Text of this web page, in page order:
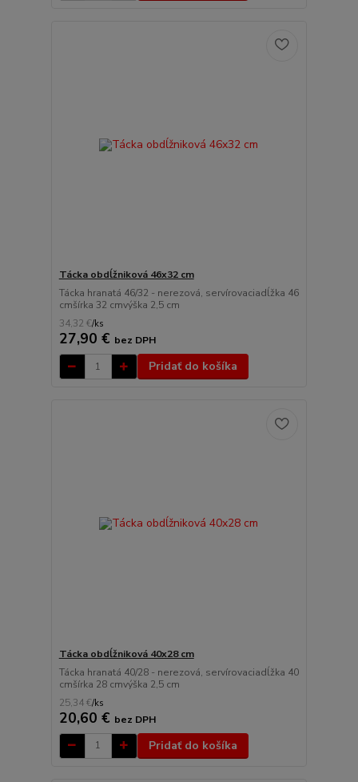
Tácka obdĺžniková 46x32 cm
Tácka hranatá 46/32 - nerezová, servírovaciadĺžka 46
cmšírka 32 cmvýška 2,5 cm
34,32 €/ks
27,90 € bez DPH
Pridať do košíka
Tácka obdĺžniková 40x28 cm
Tácka hranatá 40/28 - nerezová, servírovaciadĺžka 40
cmšírka 28 cmvýška 2,5 cm
25,34 €/ks
20,60 € bez DPH
Pridať do košíka